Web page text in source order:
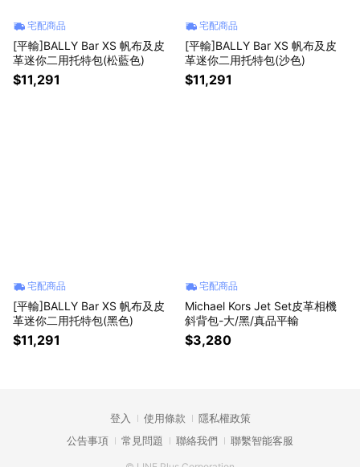
宅配商品
[平輸]BALLY Bar XS 帆布及皮
革迷你二用托特包(松藍色)
$11,291
宅配商品
[平輸]BALLY Bar XS 帆布及皮
革迷你二用托特包(沙色)
$11,291
宅配商品
[平輸]BALLY Bar XS 帆布及皮
革迷你二用托特包(黑色)
$11,291
宅配商品
Michael Kors Jet Set皮革相機
斜背包-大/黑/真品平輸
$3,280
登入 使用條款
隱私權政策
公告事項
常見問題 聯絡我們 聯繫智能客服